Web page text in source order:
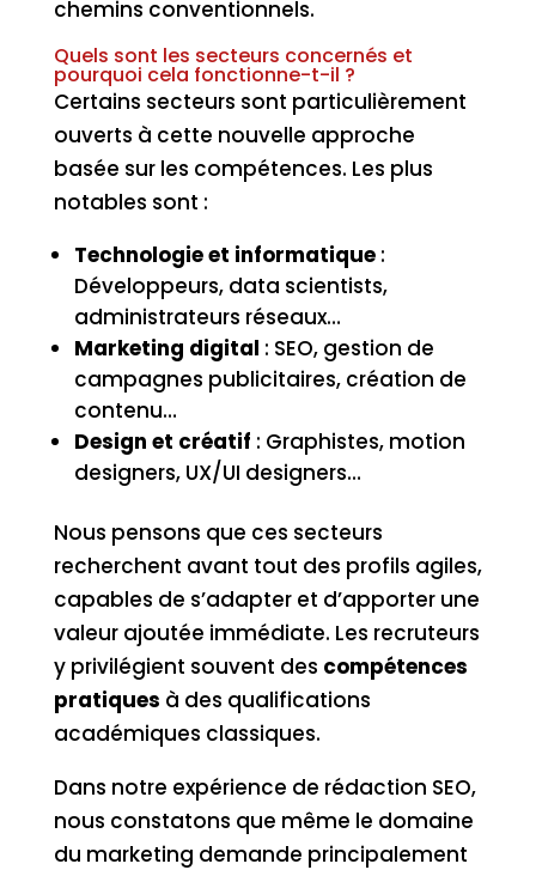
chemins conventionnels.
Quels sont les secteurs concernés et
pourquoi cela fonctionne-t-il ?
Certains secteurs sont particulièrement
ouverts à cette nouvelle approche
basée sur les compétences. Les plus
notables sont :
Technologie et informatique:
Développeurs, data scientists,
administrateurs réseaux…
Marketing digital : SEO, gestion de
campagnes publicitaires, création de
contenu…
Design et créatif : Graphistes, motion
designers, UX/UI designers…
Nous pensons que ces secteurs
recherchent avant tout des profils agiles,
capables de s’adapter et d’apporter une
valeur ajoutée immédiate. Les recruteurs
y privilégient souvent des compétences
pratiques à des qualifications
académiques classiques.
Dans notre expérience de rédaction SEO,
nous constatons que même le domaine
du marketing demande principalement